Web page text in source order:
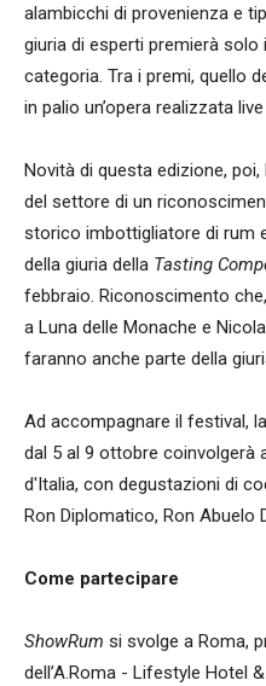
alambicchi di provenienza e
giuria di esperti premierà
categoria. Tra i premi, quello
in palio un’opera realizzata
Novità di questa edizione,
del settore di un
storico imbottigliatore di rum
della giuria della Tasting
febbraio. Riconoscimento
a Luna delle Monache e
faranno anche parte della
Ad accompagnare il festival, la
dal 5 al 9 ottobre coinvolgerà
d'Italia, con degustazioni di
Ron Diplomatico, Ron Abuelo
Come partecipare
ShowRum si svolge a Roma,
dell’A.Roma - Lifestyle Hotel